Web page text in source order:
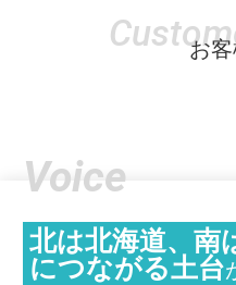
お
Voice
北は北海道、南
につながる土台